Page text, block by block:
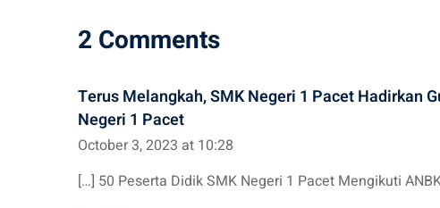
2 Comments
Terus Melangkah, SMK Negeri 1 Pacet Hadirkan
Negeri 1 Pacet
October 3, 2023 at 10:28
[…] 50 Peserta Didik SMK Negeri 1 Pacet Mengikuti